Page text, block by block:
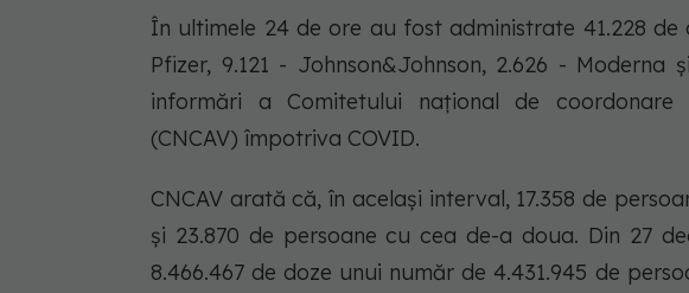
În ultimele 24 de ore au fost administrate 41.228 de
Pfizer, 9.121 - Johnson&Johnson, 2.626 - Moderna
informări a Comitetului naţional de
(CNCAV) împotriva COVID.
CNCAV arată că, în acelaşi interval, 17.358 de
şi 23.870 de persoane cu cea de-a doua. Din 27
8.466.467 de doze unui număr de 4.431.945 de